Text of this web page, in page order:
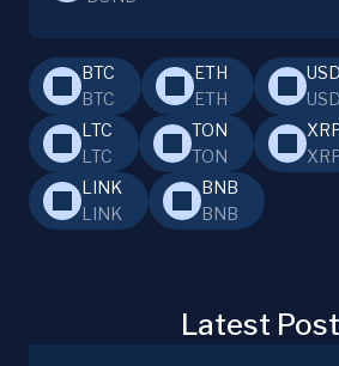
BTC
BTC
ETH
ETH
LTC
LTC
TON
TON
LINK
LINK
BNB
BNB
Latest